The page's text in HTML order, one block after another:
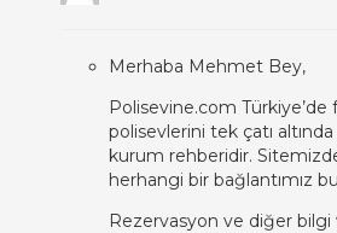
Merhaba Mehmet Bey,
Polisevine.com
polisevlerini tek çatı
kurum rehberidir.
herhangi bir bağlantımız
Rezervasyon ve diğer